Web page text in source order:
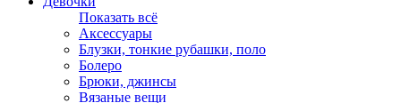
Показать всё
Аксессуары
Блузки, тонкие рубашки, поло
Болеро
Брюки, джинсы
Вязаные вещи